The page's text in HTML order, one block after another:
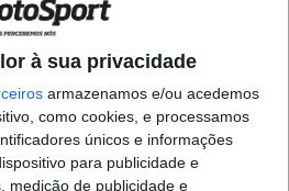
à sua privacidade
armazenamos e/ou acedemos
como cookies, e processamos
únicos e informações
para publicidade e
medição de publicidade e
2018 0
Team com
0